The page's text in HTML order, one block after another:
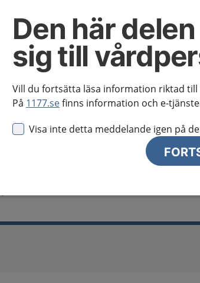
Den här
sig till
Vill du fortsätta läsa information riktad till
På 1177.sefinns information och e-
Visa inte detta meddelande igen på
att du inte ser regionalt innehåll och
Välj region
orsak